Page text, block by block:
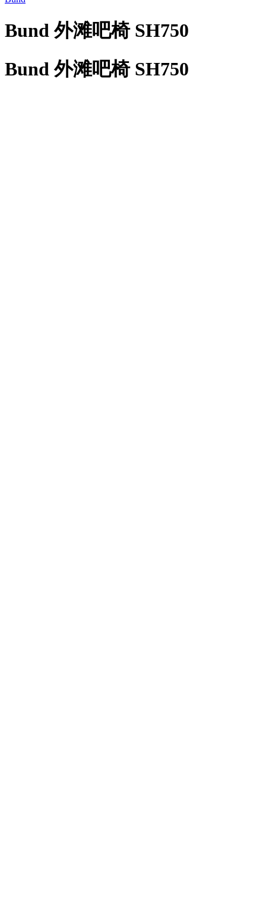
Bund 外滩吧椅 SH750
Bund 外滩吧椅 SH750